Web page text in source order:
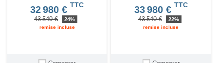
32 980 € TTC
43 540 € 24%
remise incluse
33 980 € TTC
43 540 € 22%
remise incluse